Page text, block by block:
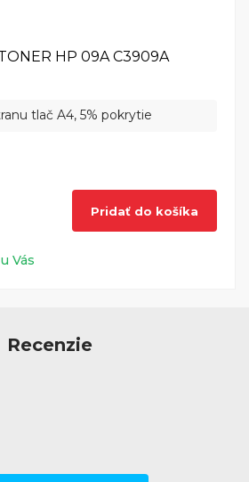
HP 09A C3909A
tlač A4, 5% pokrytie
Pridať do košíka
Vás
Recenzie